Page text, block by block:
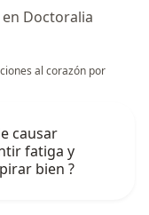
Doctoralia
al corazón por
causar
fatiga y
bien ?